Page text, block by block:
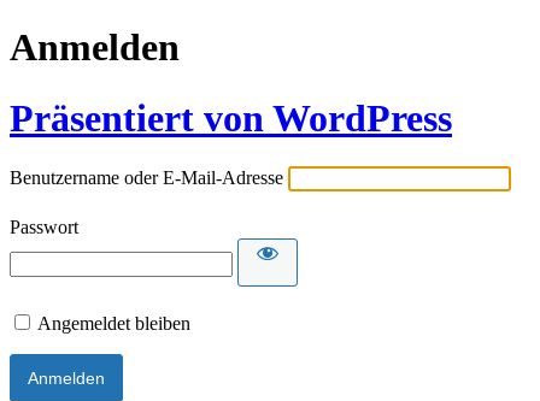
Anmelden
Präsentiert von WordPress
Benutzername oder E-Mail-Adresse
Passwort
Angemeldet bleiben